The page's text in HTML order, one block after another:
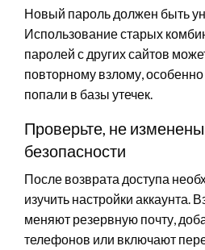
Новый пароль должен быть
Использование старых
паролей с других сайтов
повторному взлому,
попали в базы утечек.
Проверьте, не
безопасности
После возврата доступа
изучить настройки аккаунта.
меняют резервную почту,
телефонов или включают